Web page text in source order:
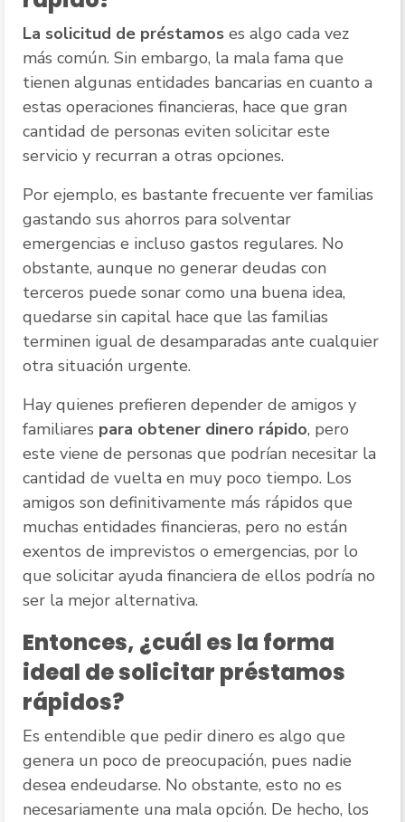
La solicitud de préstamos es algo cada vez
más común. Sin embargo, la mala fama que
tienen algunas entidades bancarias en cuanto a
estas operaciones financieras, hace que gran
cantidad de personas eviten solicitar este
servicio y recurran a otras opciones.
Por ejemplo, es bastante frecuente ver familias
gastando sus ahorros para solventar
emergencias e incluso gastos regulares. No
obstante, aunque no generar deudas con
terceros puede sonar como una buena idea,
quedarse sin capital hace que las familias
terminen igual de desamparadas ante cualquier
otra situación urgente.
Hay quienes prefieren depender de amigos y
familiares para obtener dinero rápido, pero
este viene de personas que podrían necesitar la
cantidad de vuelta en muy poco tiempo. Los
amigos son definitivamente más rápidos que
muchas entidades financieras, pero no están
exentos de imprevistos o emergencias, por lo
que solicitar ayuda financiera de ellos podría no
ser la mejor alternativa.
Entonces, ¿cuál es la forma
ideal de solicitar préstamos
rápidos?
Es entendible que pedir dinero es algo que
genera un poco de preocupación, pues nadie
desea endeudarse. No obstante, esto no es
necesariamente una mala opción. De hecho, los